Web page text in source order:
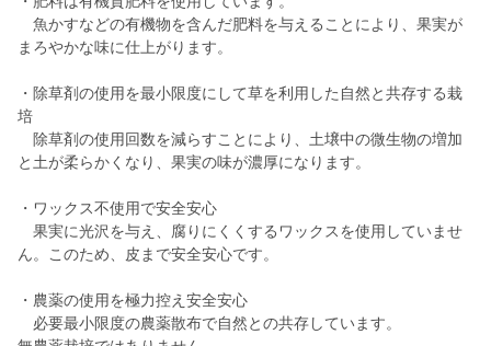
魚かすなどの有機物を含んだ肥料を与えることにより、果実が
まろやかな味に仕上がります。
・除草剤の使用を最小限度にして草を利用した自然と共存する栽
培
除草剤の使用回数を減らすことにより、土壌中の微生物の増加
と土が柔らかくなり、果実の味が濃厚になります。
・ワックス不使用で安全安心
果実に光沢を与え、腐りにくくするワックスを使用していませ
ん。このため、皮まで安全安心です。
・農薬の使用を極力控え安全安心
必要最小限度の農薬散布で自然との共存しています。